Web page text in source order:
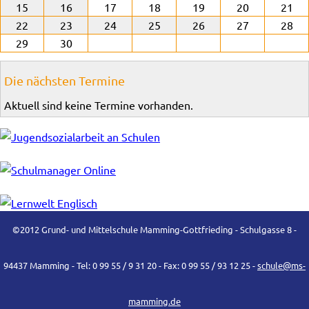
15
16 17 18 19 20
21
22
23 24 25 26 27
28
29
30
Die nächsten Termine
Aktuell sind keine Termine vorhanden.
©2012 Grund- und Mittelschule Mamming-Gottfrieding - Schulgasse 8 -
94437 Mamming - Tel: 0 99 55 / 9 31 20 - Fax: 0 99 55 / 93 12 25 -schule@ms-
mamming.de